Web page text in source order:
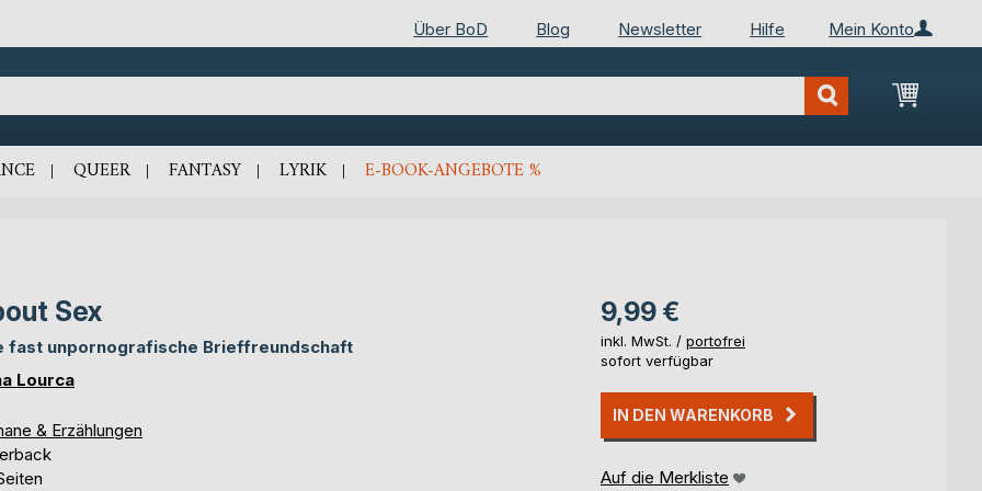
Mein Konto
Über BoD Blog Newsletter Hilfe
Mein
QUEER FANTASY LYRIK E-BOOK-ANGEBOTE %
Sex
fast unpornografische Brieffreundschaft
Lourca
& Erzählungen
9,99 €
inkl. MwSt. / portofrei
sofort verfügbar
IN DEN WARENKORB
Auf die Merkliste